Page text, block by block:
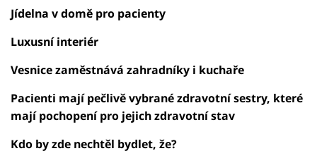
Jídelna v domě pro pacienty
Luxusní interiér
Vesnice zaměstnává zahradníky i kuchaře
Pacienti mají pečlivě vybrané zdravotní sestry, které
mají pochopení pro jejich zdravotní stav
Kdo by zde nechtěl bydlet, že?